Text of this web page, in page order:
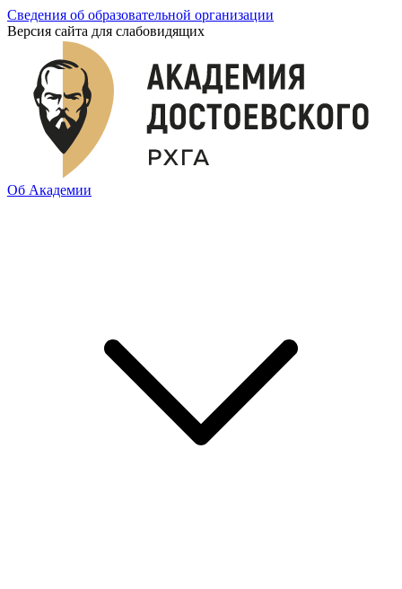
Сведения об образовательной организации
Версия сайта для слабовидящих
Об Академии